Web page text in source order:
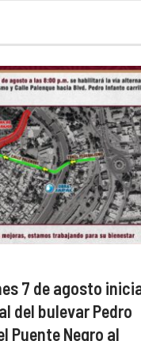
7 de agosto
del bulevar Pedro
Puente Negro al